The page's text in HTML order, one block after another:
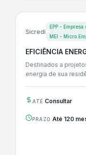
Sicredi
EPP -
MEI - Micro
EFICIÊNCIA
Destinados a
energia de sua
ATÉ Consultar
PRAZO Até 120